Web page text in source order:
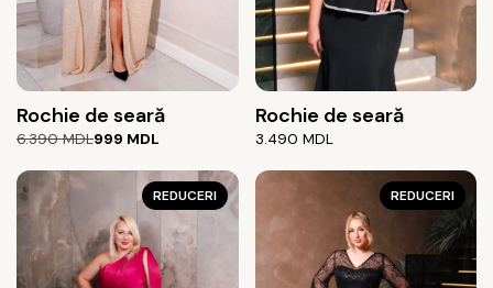
Rochie de seară
6.390MDL
Prețul
a
fost:
6.390 MDL.
999 MDL
Prețul
este:
999 MDL.
Rochie de seară
3.490 MDL
REDUCERI REDUCERI